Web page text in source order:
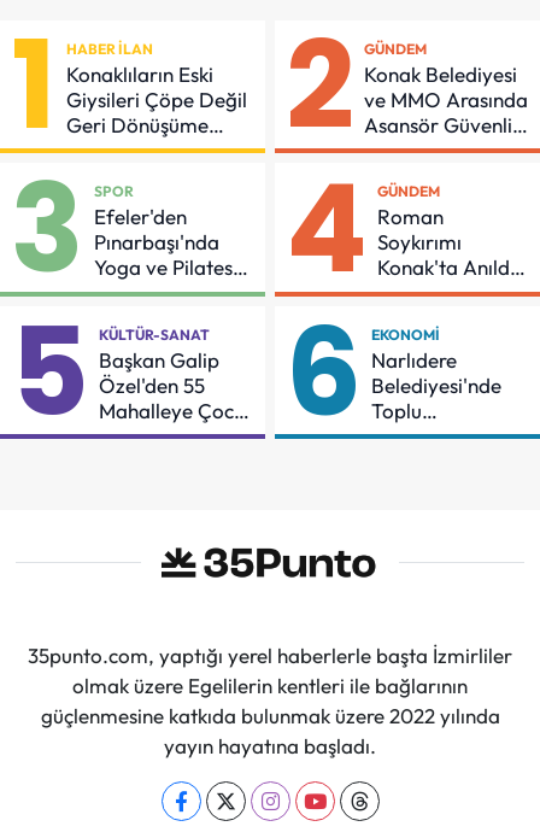
1 HABER İLAN
Konaklıların Eski
Giysileri Çöpe Değil
Geri Dönüşüme
Gidiyor
2 GÜNDEM
Konak Belediyesi
ve MMO Arasında
Asansör Güvenliği
İçin Önemli
3 SPOR
Efeler'den
Pınarbaşı'nda
Yoga ve Pilates
Buluşması
4 GÜNDEM
Roman
Soykırımı
Konak'ta Anıldı:
"Eşit Bir Yaşam
Sürdüreceğiz"
5 KÜLTÜR-SANAT
Başkan Galip
Özel'den 55
Mahalleye Çocuk
Şenliği
6 EKONOMI
Narlıdere
Belediyesi'nde
Toplu
Sözleşmeye
35punto.com, yaptığı yerel haberlerle başta İzmirliler
olmak üzere Egelilerin kentleri ile bağlarının
güçlenmesine katkıda bulunmak üzere 2022 yılında
yayın hayatına başladı.